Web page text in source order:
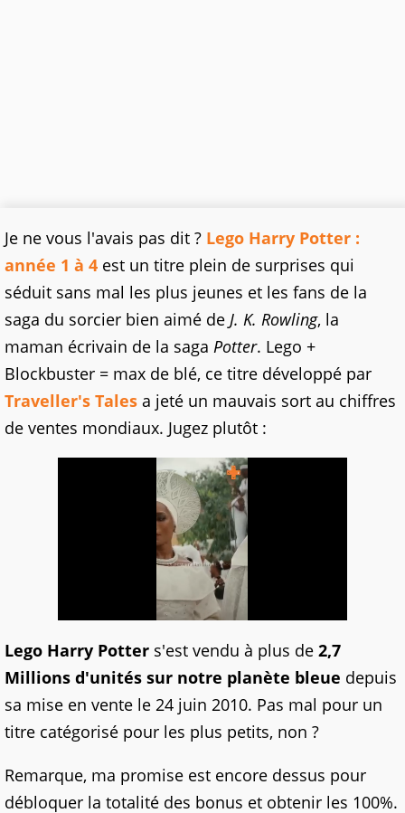
Je ne vous l'avais pas dit ? Lego Harry Potter :
année 1 à 4 est un titre plein de surprises qui
séduit sans mal les plus jeunes et les fans de la
saga du sorcier bien aimé de J. K. Rowling, la
maman écrivain de la saga Potter. Lego +
Blockbuster = max de blé, ce titre développé par
Traveller's Tales a jeté un mauvais sort au chiffres
de ventes mondiaux. Jugez plutôt :
Lego Harry Potter s'est vendu à plus de 2,7
Millions d'unités sur notre planète bleue depuis
sa mise en vente le 24 juin 2010. Pas mal pour un
titre catégorisé pour les plus petits, non ?
Remarque, ma promise est encore dessus pour
débloquer la totalité des bonus et obtenir les 100%.